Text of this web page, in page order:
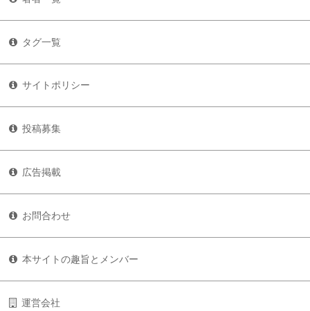
タグ一覧
サイトポリシー
投稿募集
広告掲載
お問合わせ
本サイトの趣旨とメンバー
運営会社